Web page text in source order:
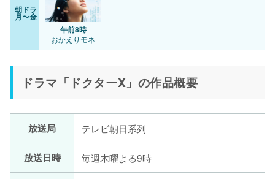
朝ドラ
月〜金
午前8時
おかえりモネ
ドラマ「ドクターX」の作品概要
放送局 テレビ朝日系列
放送日時 毎週木曜よる9時